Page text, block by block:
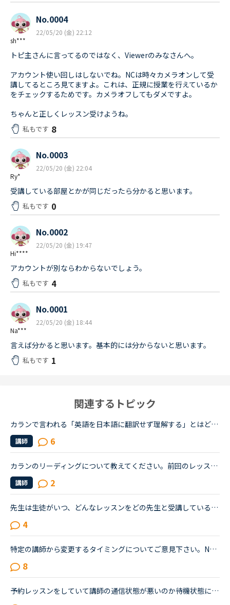
sh***
No.0004
22/05/20 (金) 22:12
トピ主さんに言ってるのではなく、Viewerのみなさんへ。
アカウント使い回しはしないでね。NCは時々カメラオンして受
講してるところ見てますよ。これは、正規に授業を行えているか
をチェックするためです。カメラオフしてもダメですよ。
ちゃんと正しくレッスン受けようね。
私もです 8
Ry*
No.0003
22/05/20 (金) 22:04
受講している部屋とかが同じだったら分かると思います。
私もです 0
Hi****
No.0002
22/05/20 (金) 19:47
アカウントが別ならわからないでしょう。
私もです 4
Na***
No.0001
22/05/20 (金) 18:44
言えば分かると思います。基本的には分からないと思います。
私もです 1
関連するトピック
カランで言われる「英語を日本語に翻訳せず理解する」とはどういうことですか？私自身はカラン1からはじめ、今はカラン5に入ったところです。聞きたいのは●英語のまま理解できているのか？日本語に翻訳してしまっ...
講師 6
カランのリーディングについて教えてください。前回のレッスンでどこまで終わったかはメッセージに残されていますが、生徒が読めるメッセージと、講師側が読めるメッセージは違うのでしょうか？おそらく、講師側...
講師 2
先生は生徒がいつ、どんなレッスンをどの先生と受講しているかまで、わかるのでしょうか？以前、運営の方に質問した際は、生徒がどういったレッスンを受けているか、どれぐらいのレッスン数を受けているかは、教...
4
特定の講師から変更するタイミングについてご意見下さい。NC歴2か月、カランをやっておりSTAGE１から始めた超初心者です。現在はSTAGE2が終了するところです。レベルチェック時の講師が高速カランでしたが、２回...
8
予約レッスンをしていて講師の通信状態が悪いのか待機状態になりメッセージでこのまま継続するか退室しますか？と案内がありました。コインは返却されキャンセルとなりますみたいなことだったとおもいます。残り...